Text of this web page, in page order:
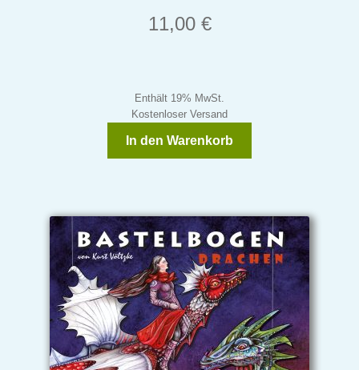
11,00 €
Enthält 19% MwSt.
Kostenloser Versand
In den Warenkorb